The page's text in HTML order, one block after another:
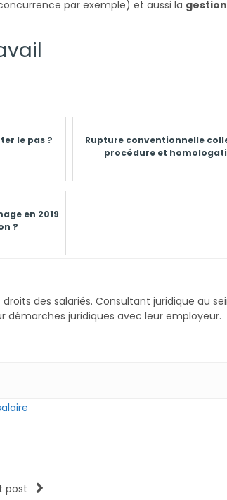
par exemple) et aussi la
le pas ?
Rupture conventionnelle
procédure et
en 2019
?
des salariés. Consultant juridique au
démarches juridiques avec leur employeur.
post